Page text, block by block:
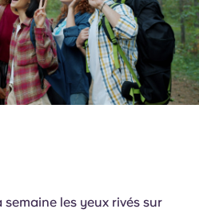
(GB)
(US)
maintenant
les yeux rivés sur